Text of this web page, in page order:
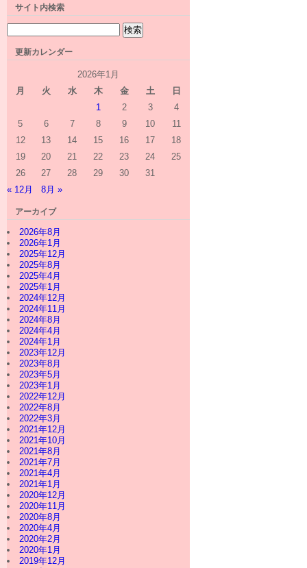
サイト内検索
更新カレンダー
2026年1月
月
火 水 木 金 土
日
1
2 3
4
5
6 7 8 9 10
11
12
13 14 15 16 17
18
19
20 21 22 23 24
25
26
27 28 29 30
31
« 12月
8月 »
アーカイブ
2026年8月
2026年1月
2025年12月
2025年8月
2025年4月
2025年1月
2024年12月
2024年11月
2024年8月
2024年4月
2024年1月
2023年12月
2023年8月
2023年5月
2023年1月
2022年12月
2022年8月
2022年3月
2021年12月
2021年10月
2021年8月
2021年7月
2021年4月
2021年1月
2020年12月
2020年11月
2020年8月
2020年4月
2020年2月
2020年1月
2019年12月